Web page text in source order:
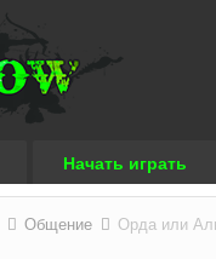
Начать играть
Общение Орда или